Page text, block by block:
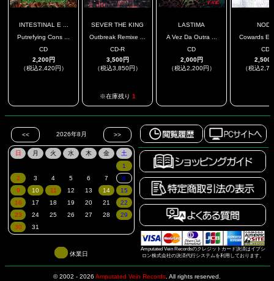
INTESTINAL E ...
Putrefying Cons ...
CD
2,200円
（税込2,420円）
SEVER THE KING
Outbreak Remixe ...
CD-R
3,500円
（税込3,850円）
※在庫残り 1
LASTIMA
A Vez Da Outra ...
CD
2,000円
（税込2,200円）
NODE
Cowards
CD
2,500
（税込
Amputated Vein Recordsのクレジットカード決済はイプシ
ロン株式会社の決済代行システムを利用しております。
休業日
© 2002 - 2026 Amputated Vein Records All rights reserved.